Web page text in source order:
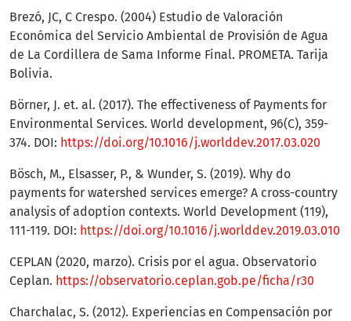
Brezó, JC, C Crespo. (2004) Estudio de Valoración
Económica del Servicio Ambiental de Provisión de Agua
de La Cordillera de Sama Informe Final. PROMETA. Tarija
Bolivia.
Börner, J. et. al. (2017). The effectiveness of Payments for
Environmental Services. World development, 96(C), 359-
374. DOI: https://doi.org/10.1016/j.worlddev.2017.03.020
Bösch, M., Elsasser, P., & Wunder, S. (2019). Why do
payments for watershed services emerge? A cross-country
analysis of adoption contexts. World Development (119),
111-119. DOI: https://doi.org/10.1016/j.worlddev.2019.03.010
CEPLAN (2020, marzo). Crisis por el agua. Observatorio
Ceplan. https://observatorio.ceplan.gob.pe/ficha/r30
Charchalac, S. (2012). Experiencias en Compensación por